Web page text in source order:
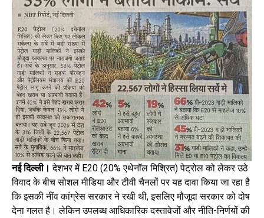
नई दिल्ली। देशभर में E20 (20% एथेनॉल मिश्रित) पेट्रोल को लेकर उठे
विवाद के बीच सोशल मीडिया और टीवी चैनलों पर यह दावा किया जा रहा है
कि इसकी नींव कांग्रेस सरकार ने रखी थी, इसलिए मौजूदा सरकार को दोष
देना गलत है। लेकिन उपलब्ध आधिकारिक दस्तावेजों और नीति-निर्णयों की